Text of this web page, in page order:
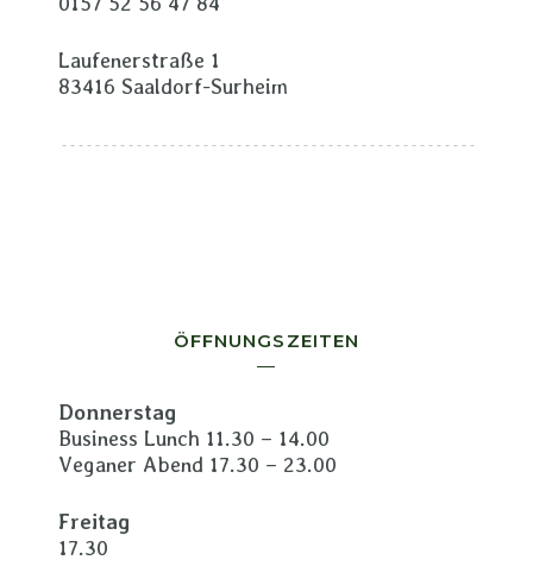
Laufenerstraße 1
83416 Saaldorf-Surheim
ÖFFNUNGSZEITEN
Donnerstag
Business Lunch 11.30 – 14.00
Veganer Abend 17.30 – 23.00
Freitag
17.30